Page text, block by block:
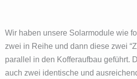
Wir haben unsere Solarmodule wie
zwei in Reihe und dann diese zwei
parallel in den Kofferaufbau geführt.
auch zwei identische und